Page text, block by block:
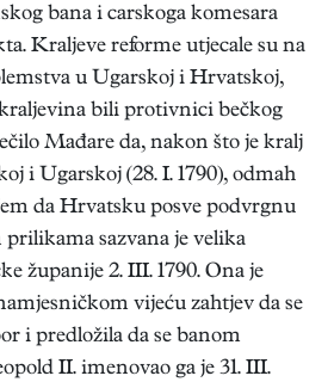
bana i carskoga komesara
Kraljeve reforme utjecale su na
u Ugarskoj i Hrvatskoj,
bili protivnici bečkog
Mađare da, nakon što je kralj
i Ugarskoj (28. I. 1790), odmah
da Hrvatsku posve podvrgnu
sazvana je velika
županije 2. III. 1790. Ona je
vijeću zahtjev da se
i predložila da se banom
II. imenovao ga je 31. III.